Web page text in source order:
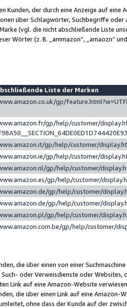
Kunden, der durch eine Anzeige auf
über Schlagwörter, Suchbegriffe
(vgl. die nicht abschließende Liste
Wörter (z. B. „ammazon“, „amaozn“
Liste der Marken
gp/
gp/help/customer/
gp/help/customer/
gp/help/customer/
gp/help/customer/
gp/help/customer/
gp/help/customer/
gp/help/customer/
gp/help/customer/
gp/help/customer/
die über einen von einer
oder Verweisdienste oder Websites,
Link auf eine Amazon-Website
die über einen Link auf eine
ohne dass der Kunde auf der